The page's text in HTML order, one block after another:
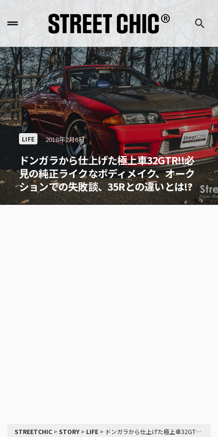
LIFE 2018年2月6日
ドンガラから仕上げた極上車32GTR!!必
見の純正ライクなボディメイク、オーク
ションでの失敗談、35Rとの違いとは!?
STREETCHIC > STORY> LIFE > ドンガラから仕上げた極上車32GTR!!必見の純正ライクなボディメイク、オークションでの失敗談、35Rとの違いとは!?